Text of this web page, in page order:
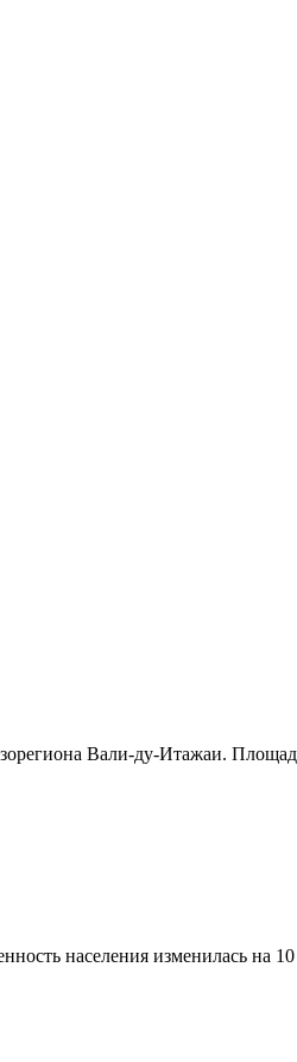
Вали-ду-Итажаи.
населения изменилась на